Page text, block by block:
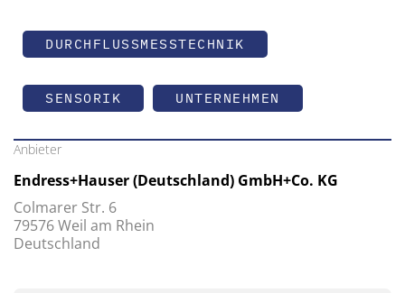
DURCHFLUSSMESSTECHNIK
SENSORIK UNTERNEHMEN
Anbieter
Endress+Hauser (Deutschland) GmbH+Co. KG
Colmarer Str. 6
79576 Weil am Rhein
Deutschland